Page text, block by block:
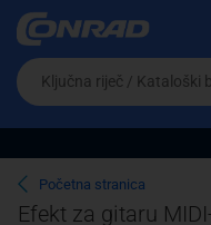
Ova postavka
cijene vašim
Pravno lice
Da
biste
potražili
proizvod,
unesite
ključnu
riječ,
kataloški
Početna stranica
Efekt za gitaru